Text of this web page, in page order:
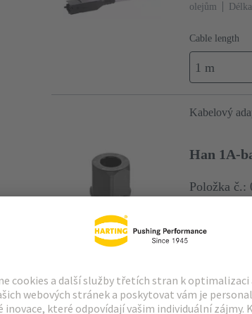
olejům
Cable length
1 m
Kabelový
Han 1A-
Položka č.:
Vložky